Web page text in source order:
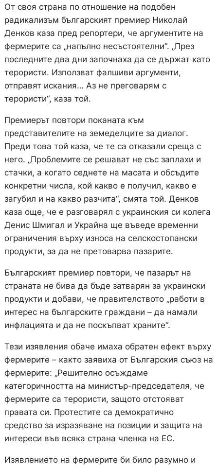
От своя страна по отношение на подобен
радикализъм българският премиер Николай
Денков каза пред репортери, че аргументите на
фермерите са „напълно несъстоятелни“. „През
последните два дни започнаха да се държат като
терористи. Използват фалшиви аргументи,
отправят искания… Аз не преговарям с
терористи“, каза той.
Премиерът повтори поканата към
представителите на земеделците за диалог.
Преди това той каза, че те са отказали среща с
него. „Проблемите се решават не със заплахи и
стачки, а когато седнете на масата и обсъдите
конкретни числа, кой какво е получил, какво е
загубил и на какво разчита“, смята той. Денков
каза още, че е разговарял с украинския си колега
Денис Шмигал и Украйна ще въведе временни
ограничения върху износа на селскостопански
продукти, за да не претоварва пазарите.
Българският премиер повтори, че пазарът на
страната не бива да бъде затварян за украински
продукти и добави, че правителството „работи в
интерес на българските граждани – да намали
инфлацията и да не поскъпват храните“.
Тези изявления обаче имаха обратен ефект върху
фермерите – както заявиха от Българския съюз на
фермерите: „Решително осъждаме
категоричността на министър-председателя, че
фермерите са терористи, защото отстояват
правата си. Протестите са демократично
средство за изразяване на позиции и защита на
интереси във всяка страна членка на ЕС.
Изявлението на фермерите би било разумно и